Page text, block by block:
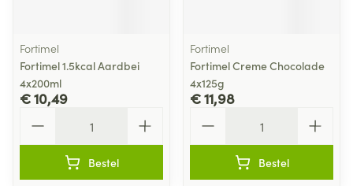
Fortimel
Fortimel 1.5kcal Aardbei
4x200ml
€ 10,49
Bestel
Fortimel
Fortimel Creme Chocolade
4x125g
€ 11,98
Bestel